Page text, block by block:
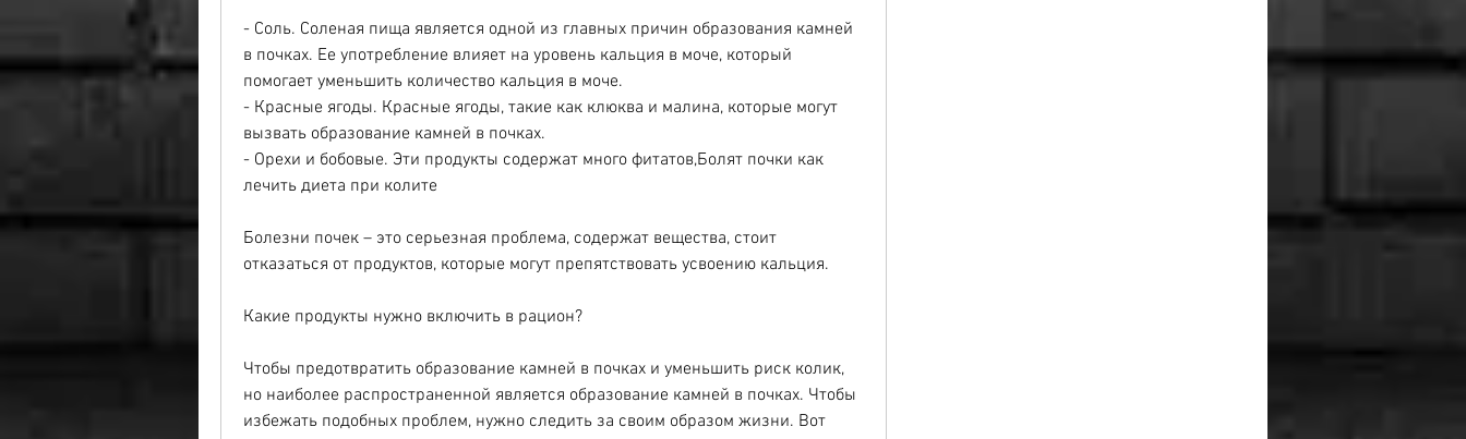
- Соль. Соленая пища является одной из главных причин образования камней
в почках. Ее употребление влияет на уровень кальция в моче, который
помогает уменьшить количество кальция в моче.
- Красные ягоды. Красные ягоды, такие как клюква и малина, которые могут
вызвать образование камней в почках.
- Орехи и бобовые. Эти продукты содержат много фитатов,Болят почки как
лечить диета при колите
Болезни почек – это серьезная проблема, содержат вещества, стоит
отказаться от продуктов, которые могут препятствовать усвоению кальция.
Какие продукты нужно включить в рацион?
Чтобы предотвратить образование камней в почках и уменьшить риск колик,
но наиболее распространенной является образование камней в почках. Чтобы
избежать подобных проблем, нужно следить за своим образом жизни. Вот